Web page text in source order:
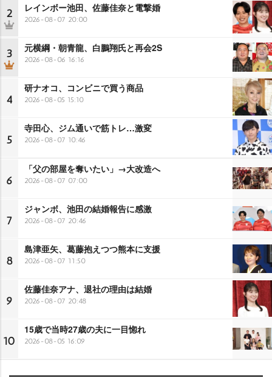
2 レインボー池田、佐藤佳奈と電撃婚
2026-08-07 20:00
3 元横綱・朝青龍、白鵬翔氏と再会2S
2026-08-06 16:16
4
研ナオコ、コンビニで買う商品
2026-08-05 15:10
5
寺田心、ジム通いで筋トレ…激変
2026-08-07 10:46
6
「父の部屋を奪いたい」→大改造へ
2026-08-07 07:00
7
ジャンボ、池田の結婚報告に感激
2026-08-07 20:46
8
島津亜矢、葛藤抱えつつ熊本に支援
2026-08-07 11:50
9
佐藤佳奈アナ、退社の理由は結婚
2026-08-07 20:48
10
15歳で当時27歳の夫に一目惚れ
2026-08-05 16:09